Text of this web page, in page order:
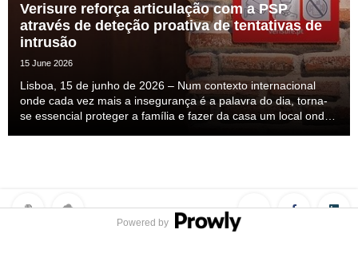
Verisure reforça articulação com a PSP
através de deteção proativa de tentativas de
intrusão
15 June 2026
Lisboa, 15 de junho de 2026 – Num contexto internacional
onde cada vez mais a insegurança é a palavra do dia, torna-
se essencial proteger a família e fazer da casa um local onde
Powered by